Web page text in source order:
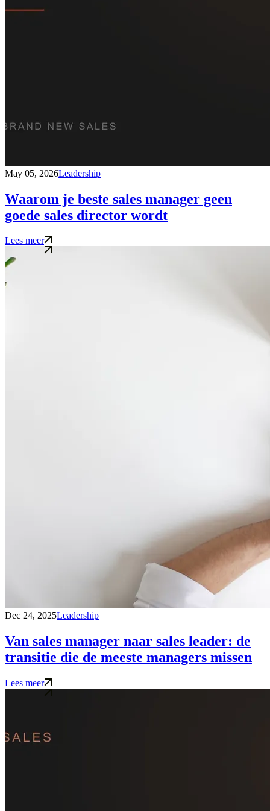
May 05, 2026Leadership
Waarom je beste sales manager geen
goede sales director wordt
Lees meer
Dec 24, 2025Leadership
Van sales manager naar sales leader: de
transitie die de meeste managers missen
Lees meer